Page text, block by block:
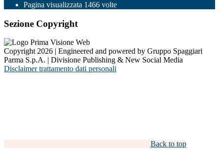
Pagina visualizzata 1466 volte
Sezione Copyright
Copyright 2026 | Engineered and powered by Gruppo Spaggiari
Parma S.p.A. | Divisione Publishing & New Social Media
Disclaimer trattamento dati personali
Back to top